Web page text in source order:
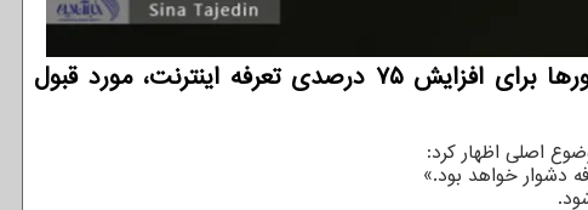
توسعه دهندگان: رییس سازمان تنظیم مقررات و ارتباطات رادیویی اعلام نمود که درخواست اخیر اپراتورها برای افزایش ۷۵ درصدی تعرفه اینترنت، مورد قبول
اصلی اظهار کرد:
دشوار خواهد بود.»